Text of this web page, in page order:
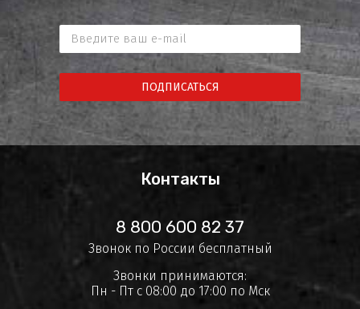
ПОДПИСАТЬСЯ
Контакты
8 800 600 82 37
Звонок по России бесплатный
Звонки принимаются:
Пн - Пт с 08:00 до 17:00 по Мск